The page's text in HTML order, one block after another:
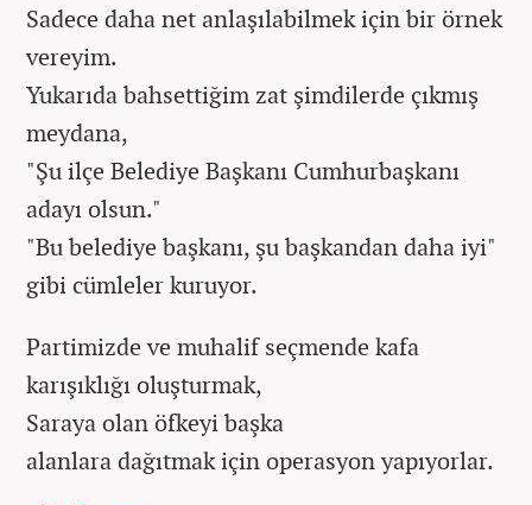
Sadece daha net anlaşılabilmek için bir örnek
vereyim.
Yukarıda bahsettiğim zat şimdilerde çıkmış
meydana,
"Şu ilçe Belediye Başkanı Cumhurbaşkanı
adayı olsun."
"Bu belediye başkanı, şu başkandan daha iyi"
gibi cümleler kuruyor.
Partimizde ve muhalif seçmende kafa
karışıklığı oluşturmak,
Saraya olan öfkeyi başka
alanlara dağıtmak için operasyon yapıyorlar.